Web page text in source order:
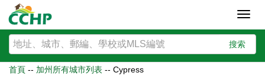
搜索
首頁 -- 加州所有城市列表 -- Cypress